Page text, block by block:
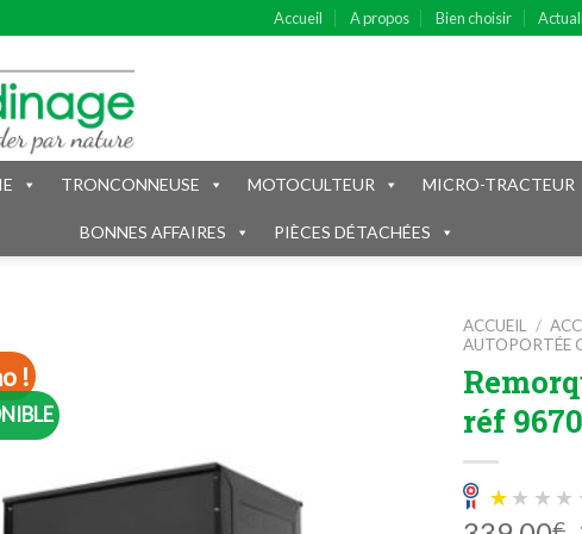
Accueil A propos Bien choisir
TRONCONNEUSE MOTOCULTEUR MICRO-TRACTEUR
BONNES AFFAIRES PIÈCES DÉTACHÉES
!
ACCUEIL /
AUTOPORTÉE
réf
€